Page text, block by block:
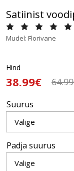
Satiinist
Mudel: Florivane
Hind
38.99€
Suurus
Padja suurus